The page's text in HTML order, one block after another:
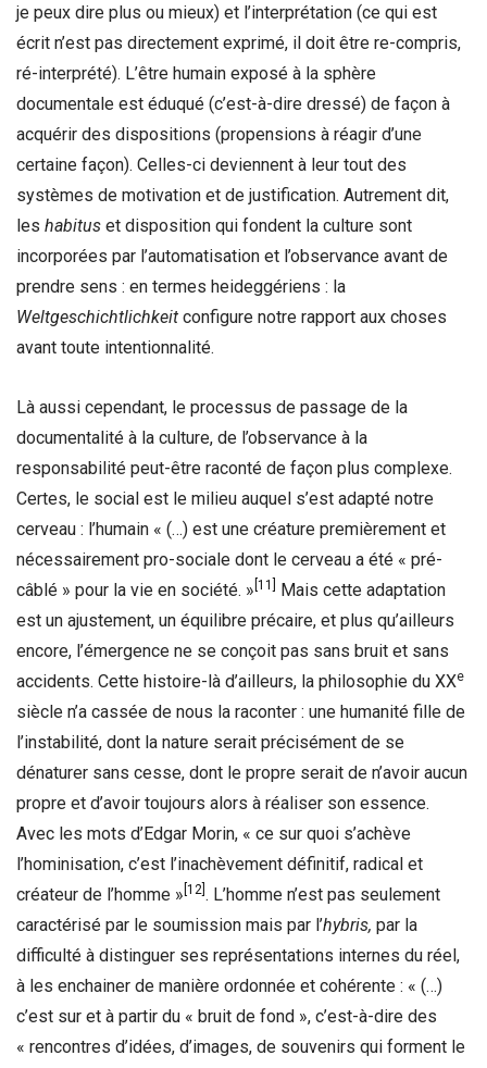
je peux dire plus ou mieux) et l’interprétation (ce qui est
écrit n’est pas directement exprimé, il doit être re-compris,
ré-interprété). L’être humain exposé à la sphère
documentale est éduqué (c’est-à-dire dressé) de façon à
acquérir des dispositions (propensions à réagir d’une
certaine façon). Celles-ci deviennent à leur tout des
systèmes de motivation et de justification. Autrement dit,
les habitus et disposition qui fondent la culture sont
incorporées par l’automatisation et l’observance avant de
prendre sens : en termes heideggériens : la
Weltgeschichtlichkeit configure notre rapport aux choses
avant toute intentionnalité.
Là aussi cependant, le processus de passage de la
documentalité à la culture, de l’observance à la
responsabilité peut-être raconté de façon plus complexe.
Certes, le social est le milieu auquel s’est adapté notre
cerveau : l’humain « (…) est une créature premièrement et
nécessairement pro-sociale dont le cerveau a été « pré-
câblé » pour la vie en société. » [11]
Mais cette adaptation
est un ajustement, un équilibre précaire, et plus qu’ailleurs
encore, l’émergence ne se conçoit pas sans bruit et sans
accidents. Cette histoire-là d’ailleurs, la philosophie du XXe
siècle n’a cassée de nous la raconter : une humanité fille de
l’instabilité, dont la nature serait précisément de se
dénaturer sans cesse, dont le propre serait de n’avoir aucun
propre et d’avoir toujours alors à réaliser son essence.
Avec les mots d’Edgar Morin, « ce sur quoi s’achève
l’hominisation, c’est l’inachèvement définitif, radical et
créateur de l’homme » [12] . L’homme n’est pas seulement
caractérisé par le soumission mais par l’hybris, par la
difficulté à distinguer ses représentations internes du réel,
à les enchainer de manière ordonnée et cohérente : « (…)
c’est sur et à partir du « bruit de fond », c’est-à-dire des
« rencontres d’idées, d’images, de souvenirs qui forment le